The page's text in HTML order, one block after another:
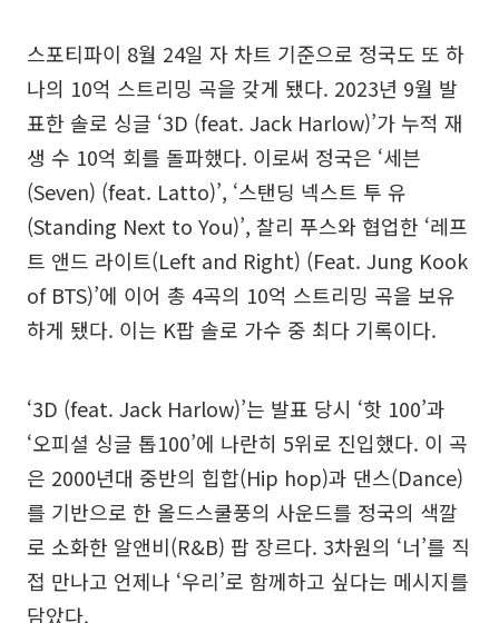
스포티파이 8월 24일 자 차트 기준으로 정국도 또 하
나의 10억 스트리밍 곡을 갖게 됐다. 2023년 9월 발
표한 솔로 싱글 ‘3D (feat. Jack Harlow)’가 누적 재
생 수 10억 회를 돌파했다. 이로써 정국은 ‘세븐
(Seven) (feat. Latto)’, ‘스탠딩 넥스트 투 유
(Standing Next to You)’, 찰리 푸스와 협업한 ‘레프
트 앤드 라이트(Left and Right) (Feat. Jung Kook
of BTS)’에 이어 총 4곡의 10억 스트리밍 곡을 보유
하게 됐다. 이는 K팝 솔로 가수 중 최다 기록이다.
‘3D (feat. Jack Harlow)’는 발표 당시 ‘핫 100’과
‘오피셜 싱글 톱100’에 나란히 5위로 진입했다. 이 곡
은 2000년대 중반의 힙합(Hip hop)과 댄스(Dance)
를 기반으로 한 올드스쿨풍의 사운드를 정국의 색깔
로 소화한 알앤비(R&B) 팝 장르다. 3차원의 ‘너’를 직
접 만나고 언제나 ‘우리’로 함께하고 싶다는 메시지를
담았다.